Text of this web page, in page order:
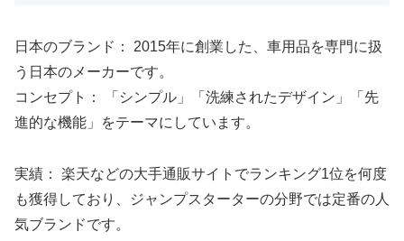
日本のブランド： 2015年に創業した、車用品を専門に扱
う日本のメーカーです。
コンセプト： 「シンプル」「洗練されたデザイン」「先
進的な機能」をテーマにしています。
実績： 楽天などの大手通販サイトでランキング1位を何度
も獲得しており、ジャンプスターターの分野では定番の人
気ブランドです。